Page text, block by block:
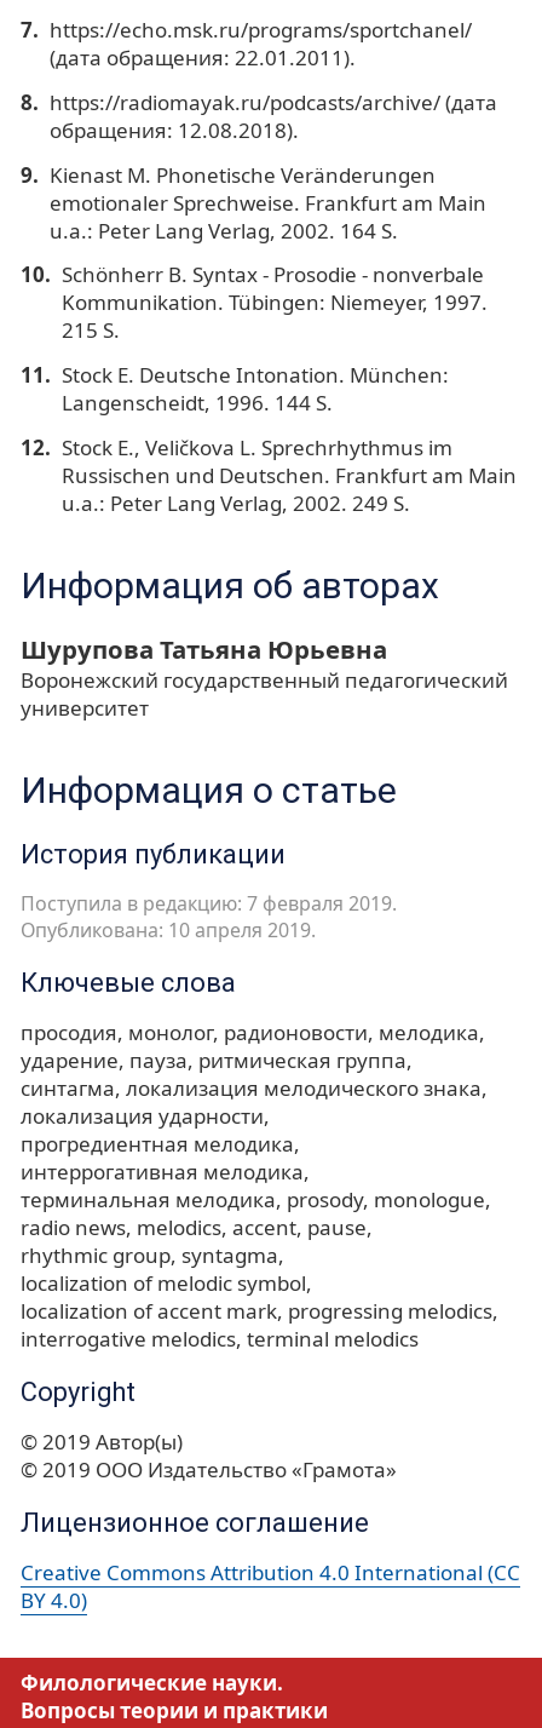
https://echo.msk.ru/programs/sportchanel/
(дата обращения: 22.01.2011).
https://radiomayak.ru/podcasts/archive/ (дата
обращения: 12.08.2018).
Kienast M. Phonetische Veränderungen
emotionaler Sprechweise. Frankfurt am Main
u.a.: Peter Lang Verlag, 2002. 164 S.
Schönherr B. Syntax - Prosodie - nonverbale
Kommunikation. Tübingen: Niemeyer, 1997.
215 S.
Stock E. Deutsche Intonation. München:
Langenscheidt, 1996. 144 S.
Stock E., Veličkova L. Sprechrhythmus im
Russischen und Deutschen. Frankfurt am Main
u.a.: Peter Lang Verlag, 2002. 249 S.
Информация об авторах
Шурупова Татьяна Юрьевна
Воронежский государственный педагогический
университет
Информация о статье
История публикации
Поступила в редакцию: 7 февраля 2019.
Опубликована: 10 апреля 2019.
Ключевые слова
просодия монолог радионовости мелодика
ударение пауза ритмическая группа
синтагма локализация мелодического знака
локализация ударности
прогредиентная мелодика
интеррогативная мелодика
терминальная мелодика prosody monologue
radio news melodics accent pause
rhythmic group syntagma
localization of melodic symbol
localization of accent mark progressing melodics
interrogative melodics terminal melodics
Copyright
© 2019 Автор(ы)
© 2019 ООО Издательство «Грамота»
Лицензионное соглашение
Creative Commons Attribution 4.0 International (CC
BY 4.0)
Филологические науки.
Вопросы теории и практики